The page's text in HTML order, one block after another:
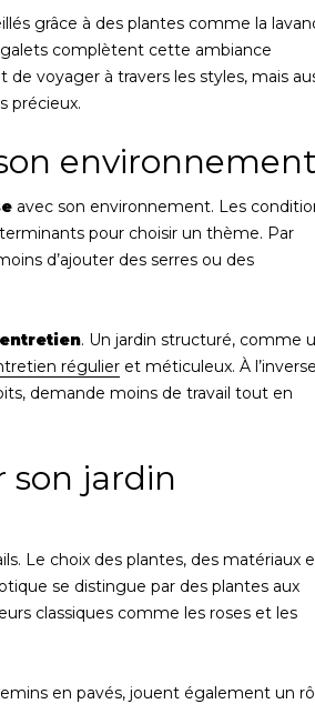
grâce à des plantes comme la
galets complètent cette ambiance
voyager à travers les styles, mais
précieux.
environnement
avec son environnement. Les
pour choisir un thème. Par
d’ajouter des serres ou des
. Un jardin structuré, comme
régulier et méticuleux. À
demande moins de travail tout en
son jardin
Le choix des plantes, des matériaux
se distingue par des plantes aux
classiques comme les roses et les
en pavés, jouent également un